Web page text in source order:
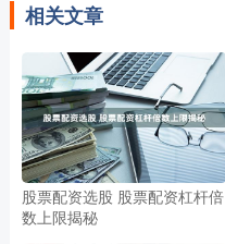
相关文章
股票配资选股 股票配资杠杆倍
数上限揭秘